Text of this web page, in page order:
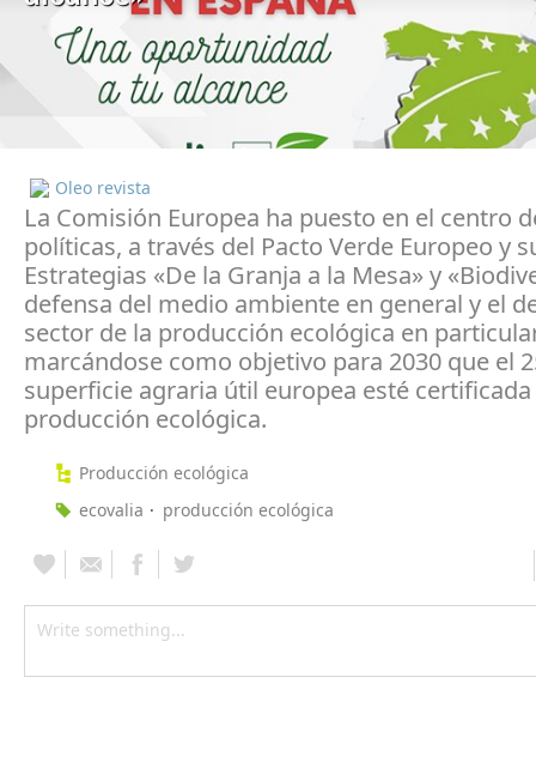
Oleo revista
La Comisión Europea ha puesto en el centro
políticas, a través del Pacto Verde Europeo y
Estrategias «De la Granja a la Mesa» y
defensa del medio ambiente en general y el
sector de la producción ecológica en
marcándose como objetivo para 2030 que el
superficie agraria útil europea esté
producción ecológica.
Producción ecológica
ecovalia
producción ecológica